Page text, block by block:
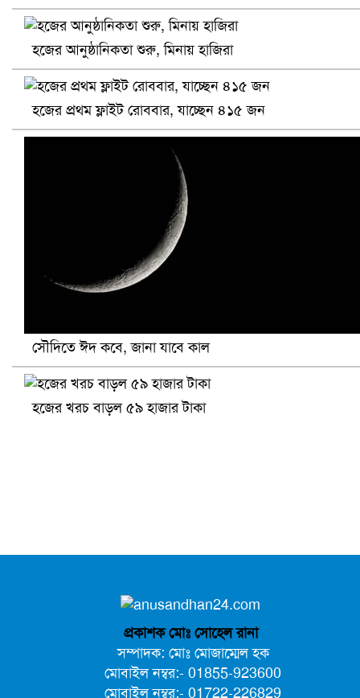
প্রোটিয়াদের হারিয়ে বিশ্বকাপের শিরোপা ঘরে তুলল ভারত
সৌদিতে ব্যাপক ধরপাকড়, এক সপ্তাহেই ২১ হাজারের বেশি
বৈষম্যবিরোধী ছাত্র আন্দোলনের সাধারণ সম্পাদকের পদত্যাগ
হজের আনুষ্ঠানিকতা শুরু, মিনায় হাজিরা
হজের প্রথম ফ্লাইট রোববার, যাচ্ছেন ৪১৫ জন
সৌদিতে ঈদ কবে, জানা যাবে কাল
হজের খরচ বাড়ল ৫৯ হাজার টাকা
প্রকাশক মোঃ সোহেল রানা
সম্পাদক: মোঃ মোজাম্মেল হক
মোবাইল নম্বর:- 01855-923600
মোবাইল নম্বর:- 01722-226829